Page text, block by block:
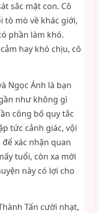
sắc mặt con. Cô
tò mò về khác giới,
phần làm khó.
hay khó chịu, cô
Ngọc Ánh là bạn
như không gì
công bố quy tắc
tức cảnh giác, vội
xác nhận quan
tuổi, còn xa mới
này có lợi cho
Tấn cười nhạt,